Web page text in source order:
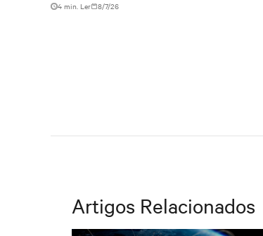
4 min. Ler 8/7/26
Artigos Relacionados